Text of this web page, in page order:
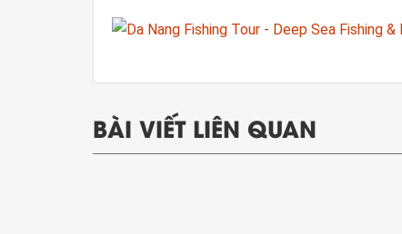
BÀI VIẾT LIÊN QUAN